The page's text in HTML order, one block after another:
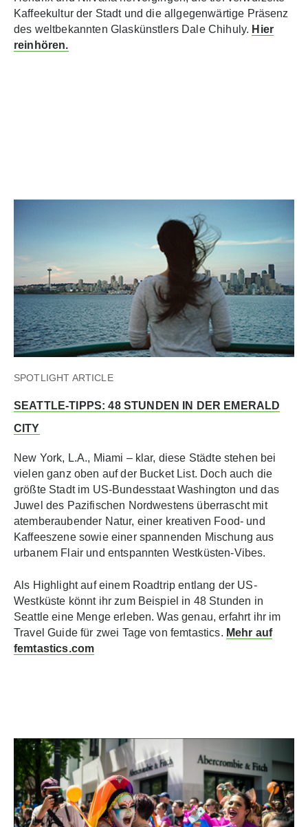
Kaffeekultur der Stadt und die allgegenwärtige Präsenz
des weltbekannten Glaskünstlers Dale Chihuly. Hier
reinhören.
SPOTLIGHT ARTICLE
SEATTLE-TIPPS: 48 STUNDEN IN DER EMERALD
CITY
New York, L.A., Miami – klar, diese Städte stehen bei
vielen ganz oben auf der Bucket List. Doch auch die
größte Stadt im US-Bundesstaat Washington und das
Juwel des Pazifischen Nordwestens überrascht mit
atemberaubender Natur, einer kreativen Food- und
Kaffeeszene sowie einer spannenden Mischung aus
urbanem Flair und entspannten Westküsten-Vibes.
Als Highlight auf einem Roadtrip entlang der US-
Westküste könnt ihr zum Beispiel in 48 Stunden in
Seattle eine Menge erleben. Was genau, erfahrt ihr im
Travel Guide für zwei Tage von femtastics. Mehr auf
femtastics.com